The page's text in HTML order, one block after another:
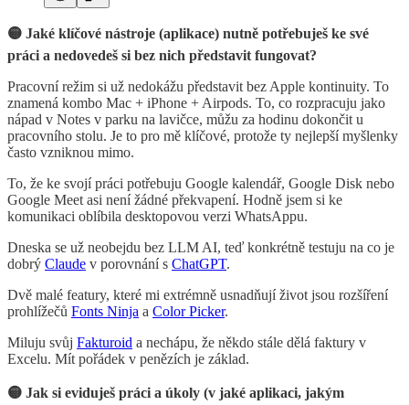
🟡 Jaké klíčové nástroje (aplikace) nutně potřebuješ ke své
práci a nedovedeš si bez nich představit fungovat?
Pracovní režim si už nedokážu představit bez Apple kontinuity. To
znamená kombo Mac + iPhone + Airpods. To, co rozpracuju jako
nápad v Notes v parku na lavičce, můžu za hodinu dokončit u
pracovního stolu. Je to pro mě klíčové, protože ty nejlepší myšlenky
často vzniknou mimo.
To, že ke svojí práci potřebuju Google kalendář, Google Disk nebo
Google Meet asi není žádné překvapení. Hodně jsem si ke
komunikaci oblíbila desktopovou verzi WhatsAppu.
Dneska se už neobejdu bez LLM AI, teď konkrétně testuju na co je
dobrý Claude v porovnání s ChatGPT.
Dvě malé featury, které mi extrémně usnadňují život jsou rozšíření
prohlížečů Fonts Ninja a Color Picker.
Miluju svůj Fakturoid a nechápu, že někdo stále dělá faktury v
Excelu. Mít pořádek v penězích je základ.
🟡 Jak si eviduješ práci a úkoly (v jaké aplikaci, jakým